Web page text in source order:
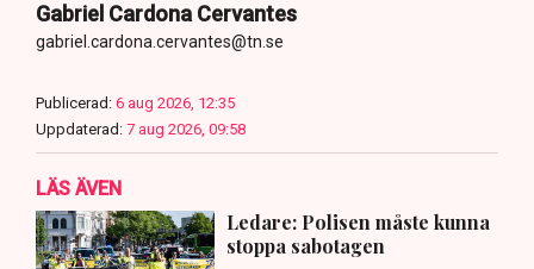
Gabriel Cardona Cervantes
gabriel.cardona.cervantes@tn.se
Publicerad: 6 aug 2026, 12:35
Uppdaterad: 7 aug 2026, 09:58
LÄS ÄVEN
Ledare: Polisen måste kunna
stoppa sabotagen